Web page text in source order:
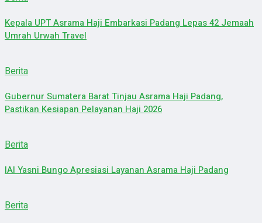
Kepala UPT Asrama Haji Embarkasi Padang Lepas 42 Jemaah
Umrah Urwah Travel
Berita
Gubernur Sumatera Barat Tinjau Asrama Haji Padang,
Pastikan Kesiapan Pelayanan Haji 2026
Berita
IAI Yasni Bungo Apresiasi Layanan Asrama Haji Padang
Berita